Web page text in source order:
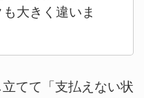
大きく違いま
てて「支払えない状